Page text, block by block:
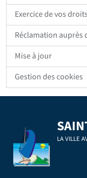
Exercice de vos droits
Réclamation auprès
Mise à jour
Gestion des cookies
LA VILLE